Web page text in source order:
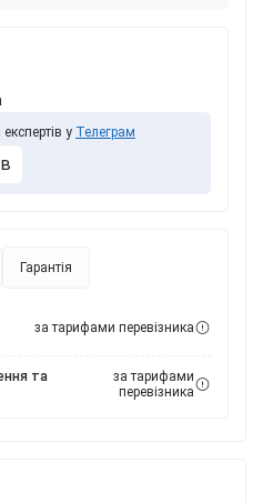
Гарантія
за тарифами перевізника
та
за тарифами
перевізника
у Телеграм